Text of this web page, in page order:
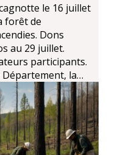
le 16 juillet
forêt de
Dons
au 29 juillet.
participants.
Département, la…